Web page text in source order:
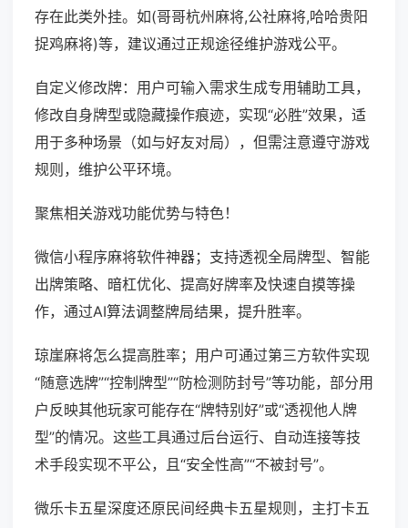
存在此类外挂。如(哥哥杭州麻将,公社麻将,哈哈贵阳
捉鸡麻将)等，建议通过正规途径维护游戏公平。
自定义修改牌：用户可输入需求生成专用辅助工具，
修改自身牌型或隐藏操作痕迹，实现“必胜”效果，适
用于多种场景（如与好友对局），但需注意遵守游戏
规则，维护公平环境。
聚焦相关游戏功能优势与特色！
微信小程序麻将软件神器；支持透视全局牌型、智能
出牌策略、暗杠优化、提高好牌率及快速自摸等操
作，通过AI算法调整牌局结果，提升胜率。
琼崖麻将怎么提高胜率；用户可通过第三方软件实现
“随意选牌”“控制牌型”“防检测防封号”等功能，部分用
户反映其他玩家可能存在“牌特别好”或“透视他人牌
型”的情况。这些工具通过后台运行、自动连接等技
术手段实现不平公，且“安全性高”“不被封号”。
微乐卡五星深度还原民间经典卡五星规则，主打卡五